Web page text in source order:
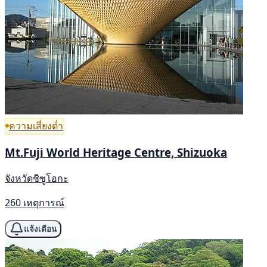
ความเสี่ยงต่ำ
Mt.Fuji World Heritage Centre, Shizuoka
จังหวัดชิซูโอกะ
260 เหตุการณ์
แจ้งเตือน